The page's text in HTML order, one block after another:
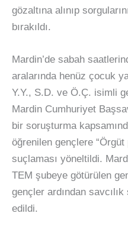
gözaltına alınıp
bırakıldı.
Mardin’de sabah
aralarında henüz çocuk
Y.Y., S.D. ve Ö.Ç. isimli
Mardin Cumhuriyet
bir soruşturma
öğrenilen gençlere “Örgüt
suçlaması yöneltildi.
TEM şubeye götürülen
gençler ardından
edildi.